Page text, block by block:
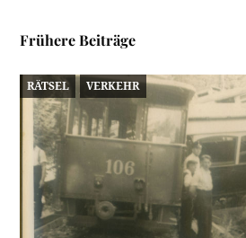
Frühere Beiträge
RÄTSEL VERKEHR